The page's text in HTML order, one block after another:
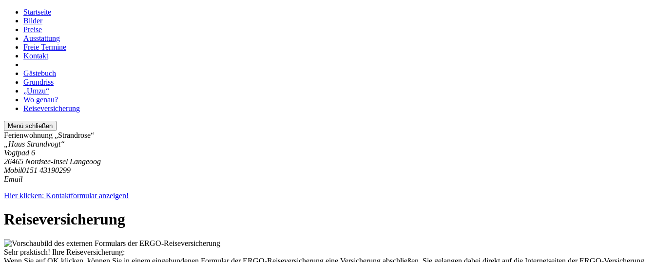
Startseite
Bilder
Preise
Ausstattung
Freie Termine
Kontakt
Gästebuch
Grundriss
„Umzu“
Wo genau?
Reiseversicherung
Menü schließen
Ferienwohnung „Strandrose“
„Haus Strandvogt“
Vogtpad 6
26465 Nordsee-Insel Langeoog
Mobil0151 43190299
Email
Hier klicken: Kontaktformular anzeigen!
Reiseversicherung
Sehr praktisch! Ihre Reiseversicherung: